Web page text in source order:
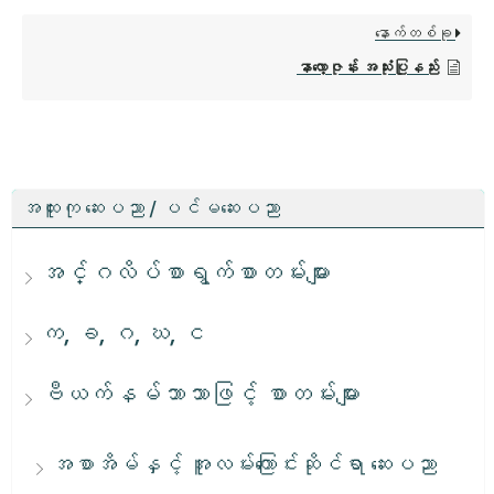
အထူးကု ဆေးပညာ / ပင်မဆေးပညာ
အင်္ဂလိပ်စာရွက်စာတမ်းများ
က, ခ, ဂ, ဃ, င
ဗီယက်နမ်ဘာသာဖြင့် စာတမ်းများ
အစာအိမ်နှင့် အူလမ်းကြောင်းဆိုင်ရာ ဆေးပညာ
နောက်တစ်ခု
နာလော့ဇုန်း အသုံးပြုနည်း